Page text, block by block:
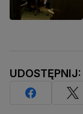
UDOSTĘPNIJ: